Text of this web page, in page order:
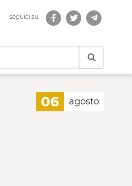
seguici su
06 agosto